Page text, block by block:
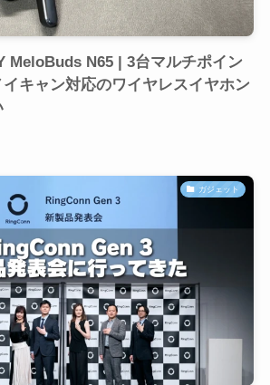
MeloBuds N65 | 3台マルチポイン
イキャン対応のワイヤレスイヤホン
ガジェット